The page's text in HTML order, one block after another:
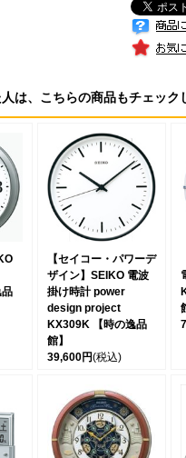
は、こちらの商品もチェック
【セイコー・パワーデ
ザイン】SEIKO 電波
掛け時計 power
design project
KX309K 【時の逸品
館】
39,600円(税込)